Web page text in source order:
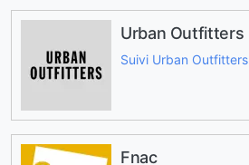
Urban Outfitters
Suivi Urban Outfitters
Fnac